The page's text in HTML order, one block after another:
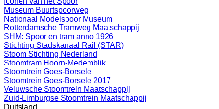
Museum Buurtspoorweg
Nationaal Modelspoor Museum
Rotterdamsche Tramweg Maatschappij
SHM: Spoor en tram anno 1926
Stichting Stadskanaal Rail (STAR)
Stoom Stichting Nederland
Stoomtram Hoorn-Medemblik
Stoomtrein Goes-Borsele
Stoomtrein Goes-Borsele 2017
Veluwsche Stoomtrein Maatschappij
Zuid-Limburgse Stoomtrein Maatschappij
Duitsland